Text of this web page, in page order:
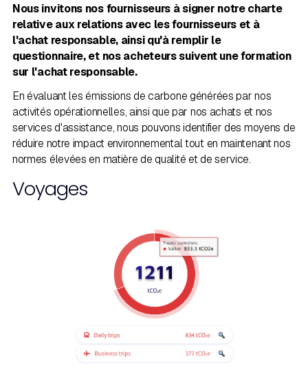
Nous invitons nos fournisseurs à signer notre charte
relative aux relations avec les fournisseurs et à
l'achat responsable, ainsi qu'à remplir le
questionnaire, et nos acheteurs suivent une formation
sur l'achat responsable.
En évaluant les émissions de carbone générées par nos
activités opérationnelles, ainsi que par nos achats et nos
services d'assistance, nous pouvons identifier des moyens de
réduire notre impact environnemental tout en maintenant nos
normes élevées en matière de qualité et de service.
Voyages